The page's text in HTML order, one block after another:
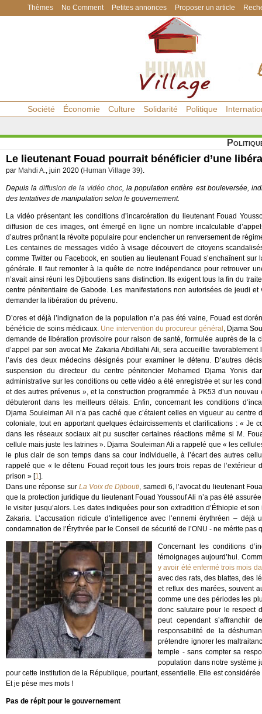
Thèmes No Comment Petites annonces Proposer un article
Société Économie Culture Solidarité Politique
Le lieutenant Fouad pourrait bénéficier d’une
par Mahdi A., juin 2020 (Human Village 39).
Depuis ladiffusion de la vidéo choc, la population entière est bouleversée,
des tentatives de manipulation selon le gouvernement.
La vidéo présentant les conditions d’incarcération du lieutenant Fouad
diffusion de ces images, ont émergé en ligne un nombre incalculable
d’autres prônant la révolte populaire pour enclencher un renversement de
Les centaines de messages vidéo à visage découvert de citoyens
comme Twitter ou Facebook, en soutien au lieutenant Fouad s’enchaînent
générale. Il faut remonter à la quête de notre indépendance pour retrouver
n’avait ainsi réuni les Djiboutiens sans distinction. Ils exigent tous la fin du
centre pénitentiaire de Gabode. Les manifestations non autorisées de jeudi
demander la libération du prévenu.
D’ores et déjà l’indignation de la population n’a pas été vaine, Fouad est
bénéficie de soins médicaux. Une intervention du procureur général , Djama
demande de libération provisoire pour raison de santé, formulée auprès de la
d’appel par son avocat Me Zakaria Abdillahi Ali, sera accueillie
l’avis des deux médecins désignés pour examiner le détenu. D’autres
suspension du directeur du centre pénitencier Mohamed Djama Yonis
administrative sur les conditions ou cette vidéo a été enregistrée et sur les
et des autres prévenus », et la construction programmée à PK53 d’un
débuteront dans les meilleurs délais. Enfin, concernant les conditions
Djama Souleiman Ali n’a pas caché que c’étaient celles en vigueur au centre
coloniale, tout en apportant quelques éclaircissements et clarifications : « Je
dans les réseaux sociaux ait pu susciter certaines réactions même si M.
cellule mais juste les latrines ». Djama Souleiman Ali a rappelé que « les
le plus clair de son temps dans sa cour individuelle, à l’écart des autres
rappelé que « le détenu Fouad reçoit tous les jours trois repas de
prison » [1].
Dans une réponse sur La Voix de Djibouti, samedi 6, l’avocat du lieutenant
que la protection juridique du lieutenant Fouad Youssouf Ali n’a pas été
le visiter jusqu’alors. Les dates indiquées pour son extradition d’Éthiopie et
Zakaria. L’accusation ridicule d’intelligence avec l’ennemi érythréen –
condamnation de l’Érythrée par le Conseil de sécurité de l’ONU - ne mérite pas
Concernant les conditions
témoignages aujourd’hui.
y avoir été enfermé trois mois
avec des rats, des blattes, des
et reflux des marées, souvent
comme une des périodes les
donc salutaire pour le respect
peut cependant s’affranchir
responsabilité de la
prétendre ignorer les
temple - sans compter sa
population dans notre système
pour cette institution de la République, pourtant, essentielle. Elle est
Et je pèse mes mots !
Pas de répit pour le gouvernement